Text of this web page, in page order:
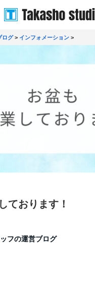
ログ> インフォメーション >
ております！
フの運営ブログ